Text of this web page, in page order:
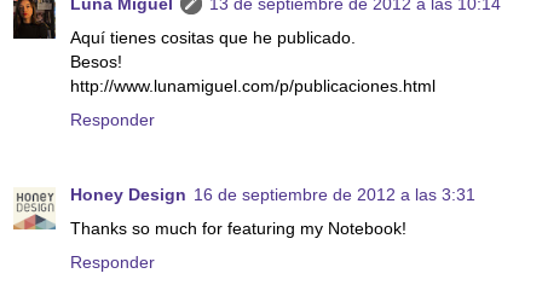
Luna Miguel
13 de septiembre de 2012 a las 10:14
Aquí tienes cositas que he publicado.
Besos!
http://www.lunamiguel.com/p/publicaciones.html
Responder
Honey Design 16 de septiembre de 2012 a las 3:31
Thanks so much for featuring my Notebook!
Responder